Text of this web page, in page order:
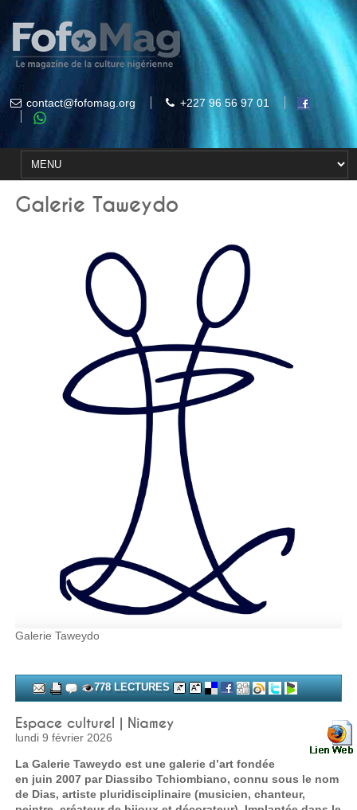
contact@fofomag.org +227 96 56 97 01
Galerie Taweydo
Galerie Taweydo
778 LECTURES
Espace culturel | Niamey
lundi 9 février 2026
La Galerie Taweydo est une galerie d’art fondée
en juin 2007 par Diassibo Tchiombiano, connu sous le nom
de Dias, artiste pluridisciplinaire (musicien, chanteur,